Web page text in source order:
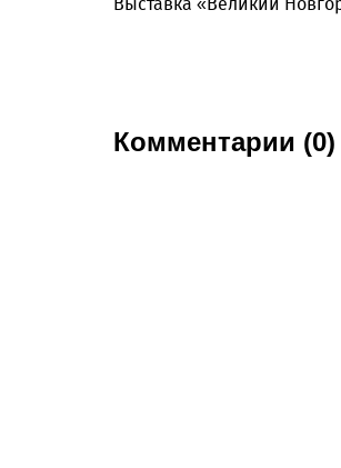
Комментарии (0)